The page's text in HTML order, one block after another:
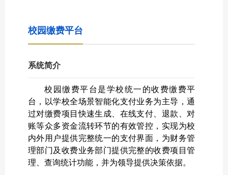
校园缴费平台
系统简介
校园缴费平台是学校统一的收费缴费平
台，以学校全场景智能化支付业务为主导，通
过对缴费项目快速生成、在线支付、退款、对
账等众多资金流转环节的有效管控，实现为校
内外用户提供完整统一的支付界面，为财务管
理部门及收费业务部门提供完整的收费项目管
理、查询统计功能，并为领导提供决策依据。